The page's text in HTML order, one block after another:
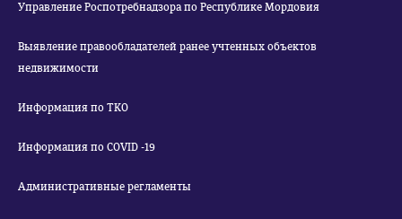
Управление Роспотребнадзора по Республике Мордовия
Выявление правообладателей ранее учтенных объектов
недвижимости
Информация по ТКО
Информация по COVID -19
Административные регламенты